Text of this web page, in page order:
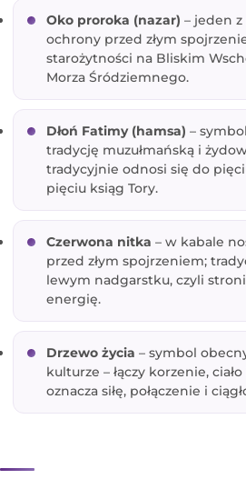
Oko proroka (nazar) – jeden
ochrony przed złym
starożytności na Bliskim
Morza Śródziemnego.
Dłoń Fatimy (hamsa) –
tradycję muzułmańską i
tradycyjnie odnosi się do
pięciu ksiąg Tory.
Czerwona nitka – w kabale
przed złym spojrzeniem;
lewym nadgarstku, czyli
energię.
Drzewo życia – symbol
kulturze – łączy korzenie,
oznacza siłę, połączenie i